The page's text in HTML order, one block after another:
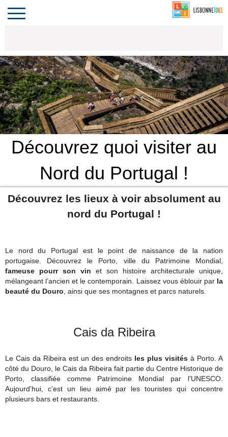
LE PORTUGAL
Toggle
navigation
Découvrez quoi visiter au
Nord du Portugal !
Découvrez les lieux à voir absolument au
nord du Portugal !
Le nord du Portugal est le point de naissance de la nation
portugaise. Découvrez le Porto, ville du Patrimoine Mondial,
fameuse pourr son vin et son histoire architecturale unique,
mélangeant l’ancien et le contemporain. Laissez vous éblouir par la
beauté du Douro, ainsi que ses montagnes et parcs naturels.
Cais da Ribeira
Le Cais da Ribeira est un des endroits les plus visités à Porto. A
côté du Douro, le Cais da Ribeira fait partie du Centre Historique de
Porto, classifiée comme Patrimoine Mondial par l'UNESCO.
Aujourd’hui, c’est un lieu aimé par les touristes qui concentre
plusieurs bars et restaurants.